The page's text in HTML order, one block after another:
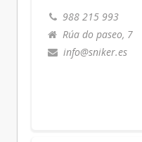
988 215 993
Rúa do paseo, 7
info@sniker.es